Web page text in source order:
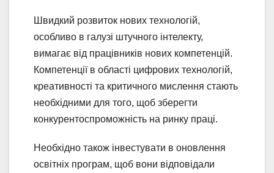
Швидкий розвиток нових технологій,
особливо в галузі штучного інтелекту,
вимагає від працівників нових компетенцій.
Компетенції в області цифрових технологій,
креативності та критичного мислення стають
необхідними для того, щоб зберегти
конкурентоспроможність на ринку праці.
Необхідно також інвестувати в оновлення
освітніх програм, щоб вони відповідали